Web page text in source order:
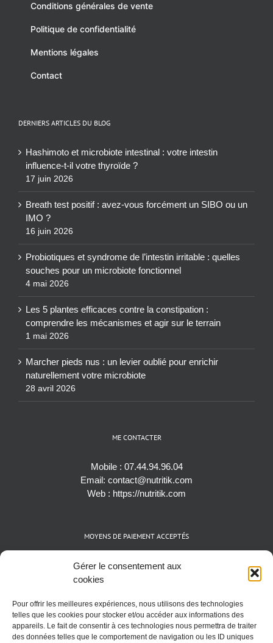
Gérer le consentement aux
cookies
Pour offrir les meilleures expériences, nous utilisons des technologies
telles que les cookies pour stocker et/ou accéder aux informations des
appareils. Le fait de consentir à ces technologies nous permettra de traiter
des données telles que le comportement de navigation ou les ID uniques
Conditions générales de vente
Politique de confidentialité
Mentions légales
Contact
DERNIERS ARTICLES DU BLOG
Hashimoto et microbiote intestinal : votre intestin
influence-t-il votre thyroïde ?
17 juin 2026
Breath test positif : avez-vous forcément un SIBO ou un
IMO ?
16 juin 2026
Probiotiques et syndrome de l’intestin irritable : quelles
souches pour un microbiote fonctionnel
4 mai 2026
Les 5 plantes efficaces contre la constipation :
comprendre les mécanismes et agir sur le terrain
1 mai 2026
Marcher pieds nus : un levier oublié pour enrichir
naturellement votre microbiote
28 avril 2026
ME CONTACTER
Mobile : 07.44.94.96.04
Email: contact@nutritik.com
Web : https://nutritik.com
MOYENS DE PAIEMENT ACCEPTÉS
Espèces (EUR)
Cartes bancaires (VISA, Mastercard et AMEX)
Cryptomonnaies (BTC)